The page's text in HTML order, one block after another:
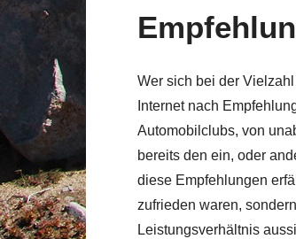
Wer sich bei der
Internet nach
Automobilclubs, von
bereits den ein, oder
diese Empfehlungen
zufrieden waren,
Leistungsverhältnis